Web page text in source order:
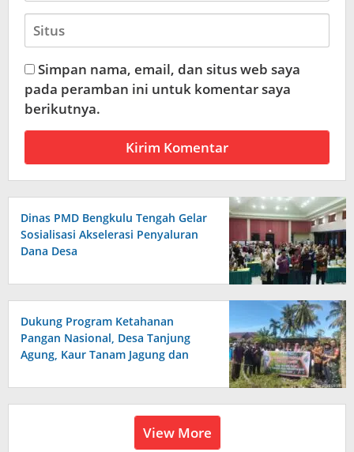
Simpan nama, email, dan situs web saya
pada peramban ini untuk komentar saya
berikutnya.
Dinas PMD Bengkulu Tengah Gelar
Sosialisasi Akselerasi Penyaluran
Dana Desa
Dukung Program Ketahanan
Pangan Nasional, Desa Tanjung
Agung, Kaur Tanam Jagung dan
View More